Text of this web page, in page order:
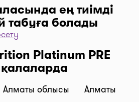
ең тиімді
табуға болады
іріктеу үшін “Сүзгі”
бойынша, 1… бастап
түймені басыңыз.
үнемдеңіз!
Platinum PRE
Алматы облысы
Алматы